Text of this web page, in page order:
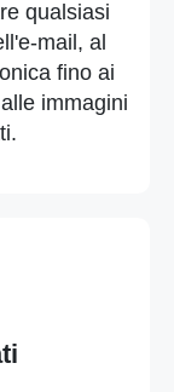
qualsiasi
mail, al
fino ai
immagini